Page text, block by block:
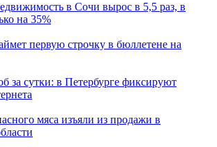
в Сочи вырос в 5,5 раз, в
на 35%
первую строчку в бюллетене на
за сутки: в Петербурге фиксируют
мяса изъяли из продажи в